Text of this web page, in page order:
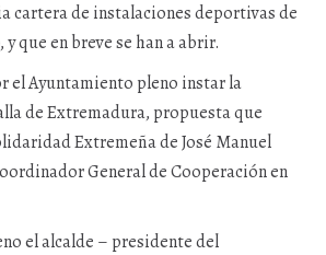
cartera de instalaciones deportivas de
que en breve se han a abrir.
el Ayuntamiento pleno instar la
de Extremadura, propuesta que
Extremeña de José Manuel
General de Cooperación en
el alcalde – presidente del